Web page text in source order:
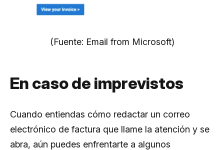
(Fuente: Email from Microsoft)
En caso de imprevistos
Cuando entiendas cómo redactar un correo
electrónico de factura que llame la atención y se
abra, aún puedes enfrentarte a algunos